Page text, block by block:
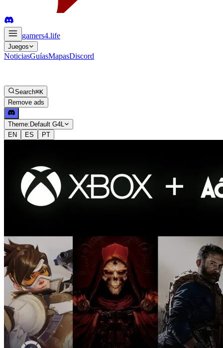
gamers4.life
Juegos
NoticiasGuíasMapasDiscord
Search⌘K
Remove ads
Theme: Default G4L
EN
ES PT